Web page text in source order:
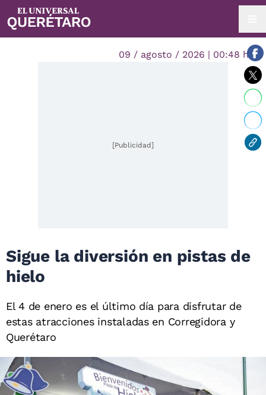
09 / agosto / 2026 | 00:48 hrs.
[Publicidad]
Sigue la diversión en pistas de
hielo
El 4 de enero es el último día para disfrutar de
estas atracciones instaladas en Corregidora y
Querétaro